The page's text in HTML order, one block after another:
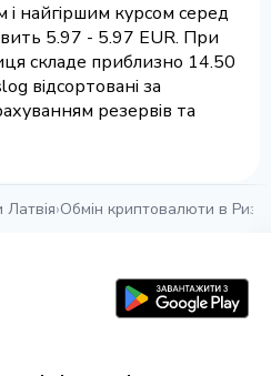
найгіршим курсом серед
5.97 - 5.97 EUR. При
складе приблизно 14.50
відсортовані за
резервів та
›Обмін криптовалюти в Ризі